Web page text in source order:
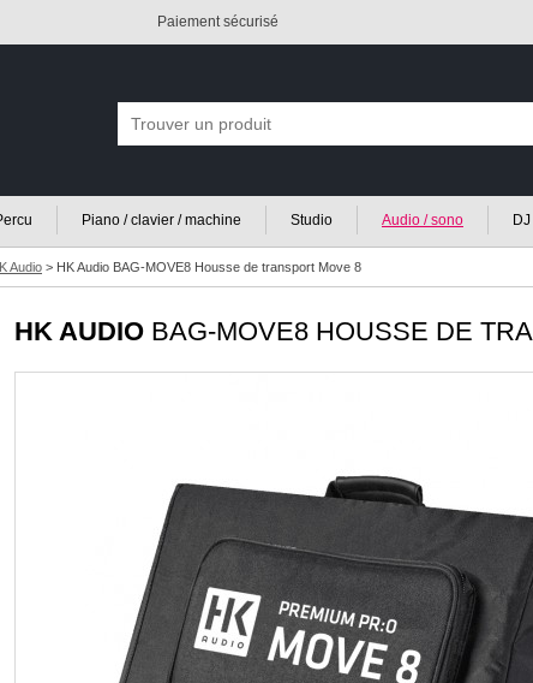
Paiement sécurisé
Piano / clavier / machine Studio Audio / sono DJ
Audio > HK Audio BAG-MOVE8 Housse de transport Move 8
HK AUDIOBAG-MOVE8 HOUSSE DE